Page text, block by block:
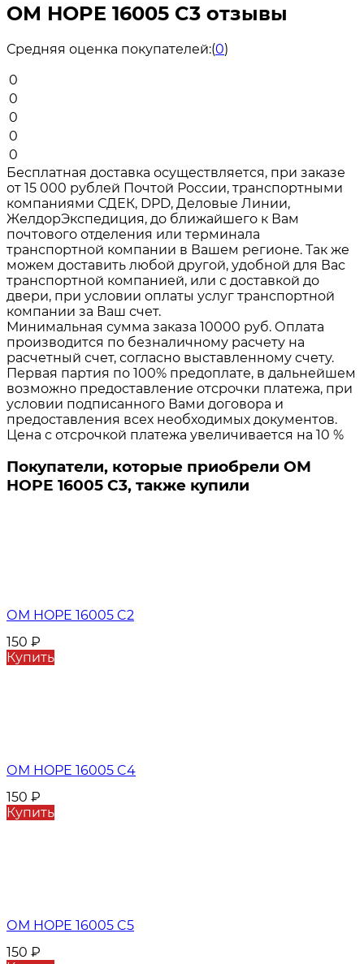
ОМ HOPE 16005 C3 отзывы
Средняя оценка покупателей:(0)
0
0
0
0
0
Бесплатная доставка осуществляется, при заказе
от 15 000 рублей Почтой России, транспортными
компаниями СДЕК, DPD, Деловые Линии,
ЖелдорЭкспедиция, до ближайшего к Вам
почтового отделения или терминала
транспортной компании в Вашем регионе. Так же
можем доставить любой другой, удобной для Вас
транспортной компанией, или с доставкой до
двери, при условии оплаты услуг транспортной
компании за Ваш счет.
Минимальная сумма заказа 10000 руб. Оплата
производится по безналичному расчету на
расчетный счет, согласно выставленному счету.
Первая партия по 100% предоплате, в дальнейшем
возможно предоставление отсрочки платежа, при
условии подписанного Вами договора и
предоставления всех необходимых документов.
Цена с отсрочкой платежа увеличивается на 10 %
Покупатели, которые приобрели ОМ
HOPE 16005 C3, также купили
ОМ HOPE 16005 C2
150 ₽
Купить
ОМ HOPE 16005 C4
150 ₽
Купить
ОМ HOPE 16005 C5
150 ₽